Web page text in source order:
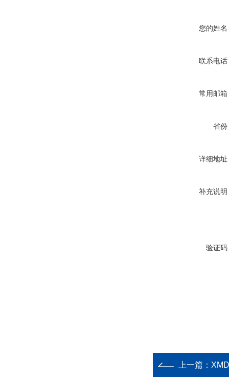
您的姓名
联系电话
常用邮箱
省份
详细地址
补充说明
验证码
上一篇：